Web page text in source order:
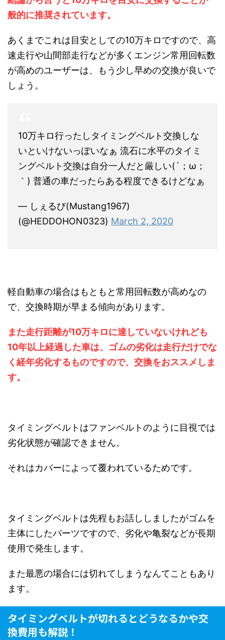
般的に推奨されています。
あくまでこれは目安としての10万キロですので、高
速走行や山間部走行などが多くエンジン常用回転数
が高めのユーザーは、もう少し早めの交換が良いで
しょう。
10万キロ行ったしタイミングベルト交換しな
いといけないっぽいなぁ 流石に水平のタイミ
ングベルト交換は自分一人だと厳しい(´；ω；
｀) 普通の車だったらある程度できるけどなぁ
— しぇるび(Mustang1967)
(@HEDDOHON0323) March 2, 2020
軽自動車の場合はもともと常用回転数が高めなの
で、交換時期が早まる傾向があります。
また走行距離が10万キロに達していないけれども
10年以上経過した車は、ゴムの劣化は走行だけでな
く経年劣化するものですので、交換をおススメしま
す。
タイミングベルトはファンベルトのように目視では
劣化状態が確認できません。
それはカバーによって覆われているためです。
タイミングベルトは先程もお話ししましたがゴムを
主体にしたパーツですので、劣化や亀裂などが長期
使用で発生します。
また最悪の場合には切れてしまうなんてこともあり
ます。
タイミングベルトが切れるとどうなるかや交
換費用も解説！